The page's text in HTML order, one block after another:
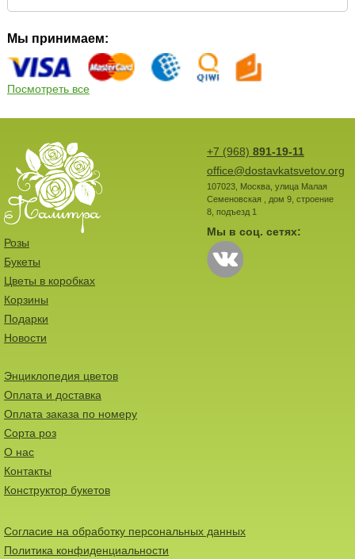
Мы принимаем:
Посмотреть все
+7 (968) 891-19-11
office@dostavkatsvetov.org
107023, Москва, улица Малая
Семеновская , дом 9, строение
8, подъезд 1
Мы в соц. сетях:
Розы
Букеты
Цветы в коробках
Корзины
Подарки
Новости
Энциклопедия цветов
Оплата и доставка
Оплата заказа по номеру
Сорта роз
О нас
Контакты
Конструктор букетов
Согласие на обработку персональных данных
Политика конфиденциальности